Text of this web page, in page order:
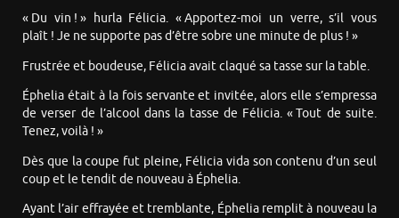
« Du vin ! » hurla Félicia. « Apportez-moi un verre, s’il vous
plaît ! Je ne supporte pas d’être sobre une minute de plus ! »
Frustrée et boudeuse, Félicia avait claqué sa tasse sur la table.
Éphelia était à la fois servante et invitée, alors elle s’empressa
de verser de l’alcool dans la tasse de Félicia. « Tout de suite.
Tenez, voilà ! »
Dès que la coupe fut pleine, Félicia vida son contenu d’un seul
coup et le tendit de nouveau à Éphelia.
Ayant l’air effrayée et tremblante, Éphelia remplit à nouveau la